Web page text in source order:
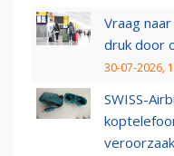
Vraag
druk door
30-07-2026,
SWISS-